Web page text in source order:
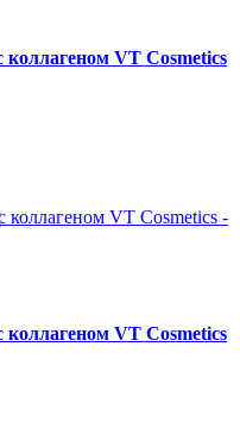
коллагеном VT Cosmetics
коллагеном VT Cosmetics